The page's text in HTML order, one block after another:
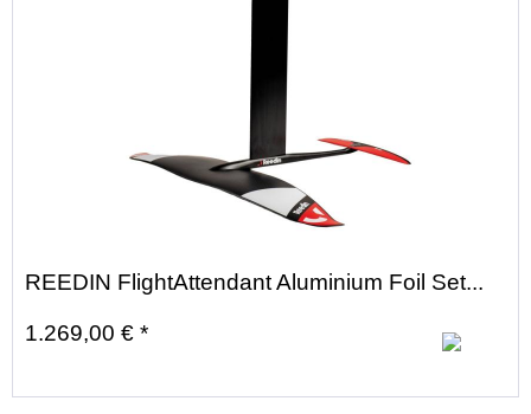
REEDIN FlightAttendant Aluminium Foil Set...
1.269,00 € *